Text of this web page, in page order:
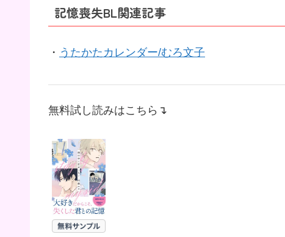
記憶喪失BL関連記事
・ うたかたカレンダー/むろ文子
無料試し読みはこちら↴